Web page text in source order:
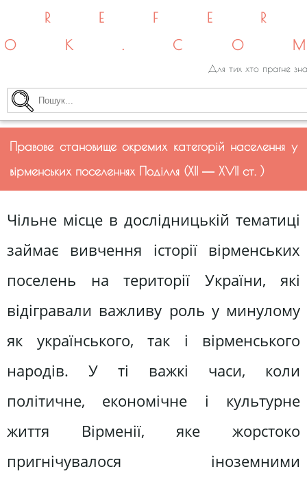
Для тих хто прагне
Правове становище окремих категорій населення у
вірменських поселеннях Поділля (XII ― XVII ст. )
Чільне місце в дослідницькій тематиці
займає вивчення історії вірменських
поселень на території України, які
відігравали важливу роль у минулому
як українського, так і вірменського
народів. У ті важкі часи, коли
політичне, економічне і культурне
життя Вірменії, яке жорстоко
пригнічувалося іноземними